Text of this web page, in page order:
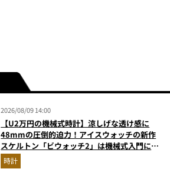
2026/08/09 14:00
【U2万円の機械式時計】涼しげな透け感に
48mmの圧倒的迫力！アイスウォッチの新作
スケルトン「ビウォッチ2」は機械式入門にも
最適な一本
時計